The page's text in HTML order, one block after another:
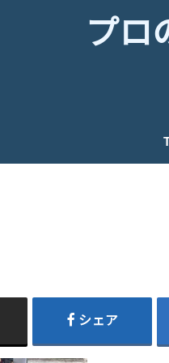
プロ
シェア